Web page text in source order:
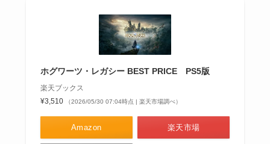
ホグワーツ・レガシー BEST PRICE PS5版
楽天ブックス
¥3,510
（2026/05/30 07:04時点 | 楽天市場調べ）
Amazon 楽天市場